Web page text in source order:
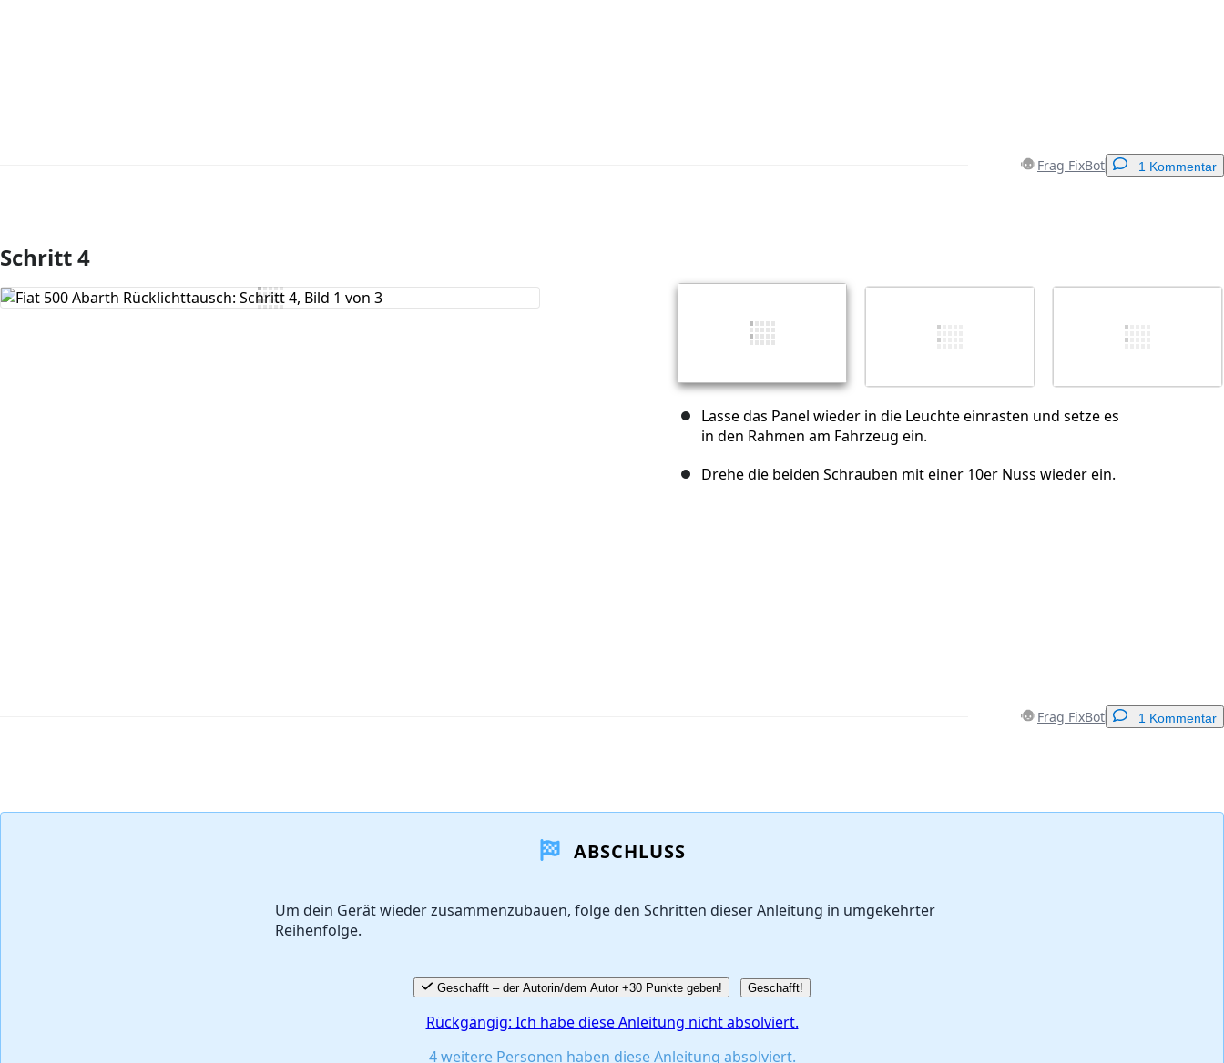
Frag FixBot 1 Kommentar
Kommentar hinzufügen
Kommentieren
Schritt 4
Lasse das Panel wieder in die Leuchte einrasten und setze es
in den Rahmen am Fahrzeug ein.
Drehe die beiden Schrauben mit einer 10er Nuss wieder ein.
Frag FixBot 1 Kommentar
ABSCHLUSS
Um dein Gerät wieder zusammenzubauen, folge den Schritten dieser Anleitung in umgekehrter
Reihenfolge.
Geschafft – der Autorin/dem Autor +30 Punkte geben! Geschafft!
Rückgängig: Ich habe diese Anleitung nicht absolviert.
4 weitere Personen haben diese Anleitung absolviert.